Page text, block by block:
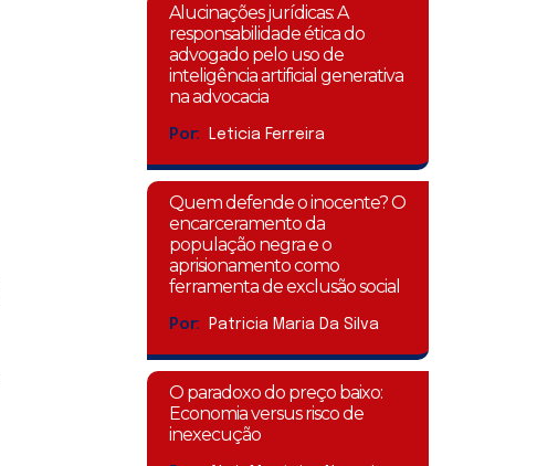
Alucinações jurídicas: A
responsabilidade ética do
advogado pelo uso de
inteligência artificial generativa
na advocacia
Por: Leticia Ferreira
Quem defende o inocente? O
encarceramento da
população negra e o
aprisionamento como
ferramenta de exclusão social
Por: Patricia Maria Da Silva
O paradoxo do preço baixo:
Economia versus risco de
inexecução